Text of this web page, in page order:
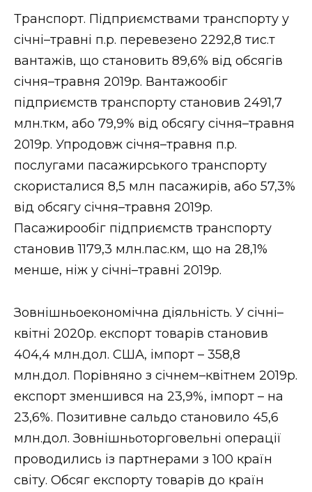
Транспорт. Підприємствами транспорту у
січні–травні п.р. перевезено 2292,8 тис.т
вантажів, що становить 89,6% від обсягів
січня–травня 2019р. Вантажообіг
підприємств транспорту становив 2491,7
млн.ткм, або 79,9% від обсягу січня–травня
2019р. Упродовж січня–травня п.р.
послугами пасажирського транспорту
скористалися 8,5 млн пасажирів, або 57,3%
від обсягу січня–травня 2019р.
Пасажирообіг підприємств транспорту
становив 1179,3 млн.пас.км, що на 28,1%
менше, ніж у січні–травні 2019р.
Зовнішньоекономічна діяльність. У січні–
квітні 2020р. експорт товарів становив
404,4 млн.дол. США, імпорт – 358,8
млн.дол. Порівняно з січнем–квітнем 2019р.
експорт зменшився на 23,9%, імпорт – на
23,6%. Позитивне сальдо становило 45,6
млн.дол. Зовнішньоторговельні операції
проводились із партнерами з 100 країн
світу. Обсяг експорту товарів до країн